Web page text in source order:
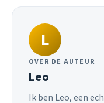
L
OVER DE AUTEUR
Leo
Ik ben Leo, een